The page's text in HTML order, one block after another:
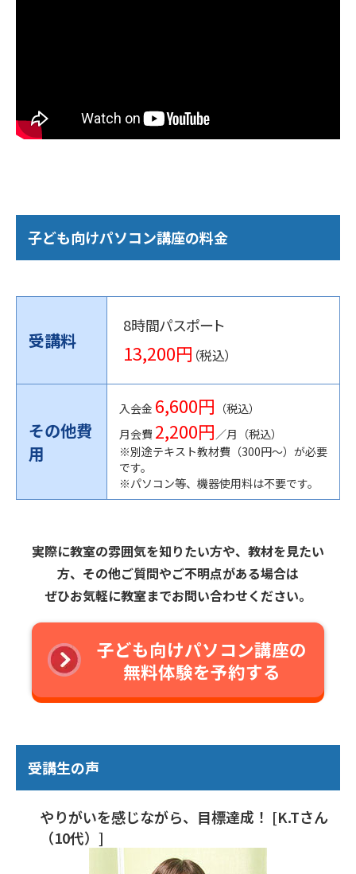
子ども向けパソコン講座の料金
受講料
8時間パスポート
13,200円 （税込）
その他費
用
入会金 6,600円 （税込）
月会費 2,200円／月（税込）
※別途テキスト教材費（300円〜）が必要
です。
※パソコン等、機器使用料は不要です。
実際に教室の雰囲気を知りたい方や、教材を見たい
方、その他ご質問やご不明点がある場合は
ぜひお気軽に教室までお問い合わせください。
子ども向けパソコン講座の
無料体験を予約する
受講生の声
やりがいを感じながら、目標達成！ [K.Tさん
（10代）]